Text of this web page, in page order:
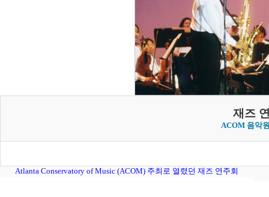
재즈
ACOM 음악
Atlanta Conservatory of Music (ACOM) 주최로 열렸던 재즈 연주회